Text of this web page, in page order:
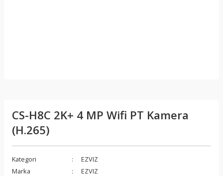
CS-H8C 2K+ 4 MP Wifi PT Kamera
(H.265)
Kategori
EZVIZ
Marka
EZVIZ